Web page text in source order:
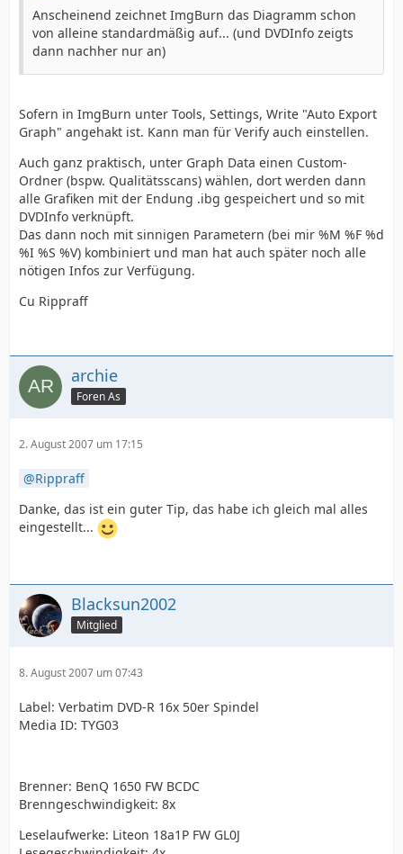
Anscheinend zeichnet ImgBurn das Diagramm schon
von alleine standardmäßig auf... (und DVDInfo zeigts
dann nachher nur an)
Sofern in ImgBurn unter Tools, Settings, Write "Auto Export
Graph" angehakt ist. Kann man für Verify auch einstellen.
Auch ganz praktisch, unter Graph Data einen Custom-
Ordner (bspw. Qualitätsscans) wählen, dort werden dann
alle Grafiken mit der Endung .ibg gespeichert und so mit
DVDInfo verknüpft.
Das dann noch mit sinnigen Parametern (bei mir %M %F %d
%I %S %V) kombiniert und man hat auch später noch alle
nötigen Infos zur Verfügung.
Cu Rippraff
archie
Foren As
2. August 2007 um 17:15
Rippraff
Danke, das ist ein guter Tip, das habe ich gleich mal alles
eingestellt...
Blacksun2002
Mitglied
8. August 2007 um 07:43
Label: Verbatim DVD-R 16x 50er Spindel
Media ID: TYG03
Brenner: BenQ 1650 FW BCDC
Brenngeschwindigkeit: 8x
Leselaufwerke: Liteon 18a1P FW GL0J